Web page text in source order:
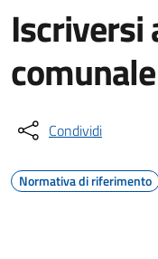
Condividi
Normativa di riferimento